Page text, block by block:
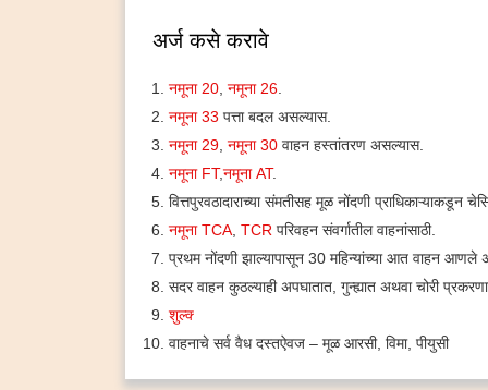
अर्ज कसे करावे
नमूना 20 नमूना 26
नमूना 33 पत्ता बदल असल्यास.
नमूना 29 नमूना 30 वाहन हस्तांतरण असल्यास.
नमूना FT,नमूना AT.
वित्तपुरवठादाराच्या संमतीसह मूळ नोंदणी प्राधिकाऱ्याकडून
नमूना TCA TCR परिवहन संवर्गातील वाहनांसाठी.
प्रथम नोंदणी झाल्यापासून 30 महिन्यांच्या आत वाहन आणले
सदर वाहन कुठल्याही अपघातात, गुन्ह्यात अथवा चोरी
शुल्क्‍
वाहनाचे सर्व वैध दस्तऐवज – मूळ आरसी, विमा, पीयुसी